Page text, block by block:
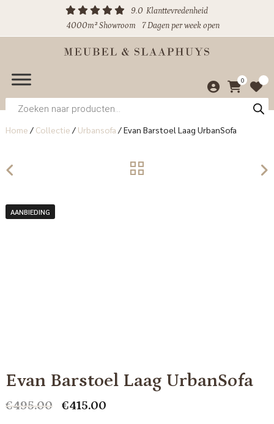
9.0 Klanttevredenheid
4000m² Showroom
7 Dagen per week open
0
Producten
zoeken
Home / Collectie / Urbansofa /Evan Barstoel Laag UrbanSofa
AANBIEDING
Evan Barstoel Laag UrbanSofa
€495.00
Oorspronkelijke
€415.00Huidige